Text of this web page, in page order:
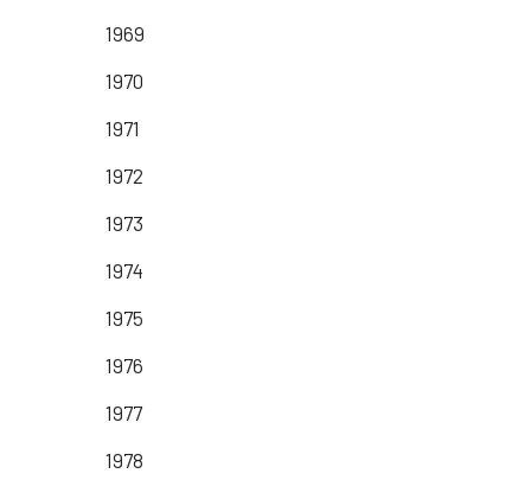
1969
1970
1971
1972
1973
1974
1975
1976
1977
1978